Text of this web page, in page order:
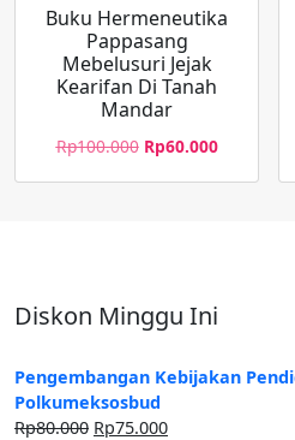
Buku Hermeneutika
Pappasang
Mebelusuri Jejak
Kearifan Di Tanah
Mandar
Rp100.000 Rp60.000
Diskon Minggu Ini
Pengembangan Kebijakan
Polkumeksosbud
Rp80.000 Rp75.000